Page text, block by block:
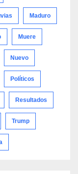
Maduro
Muere
Nuevo
Políticos
Resultados
Trump